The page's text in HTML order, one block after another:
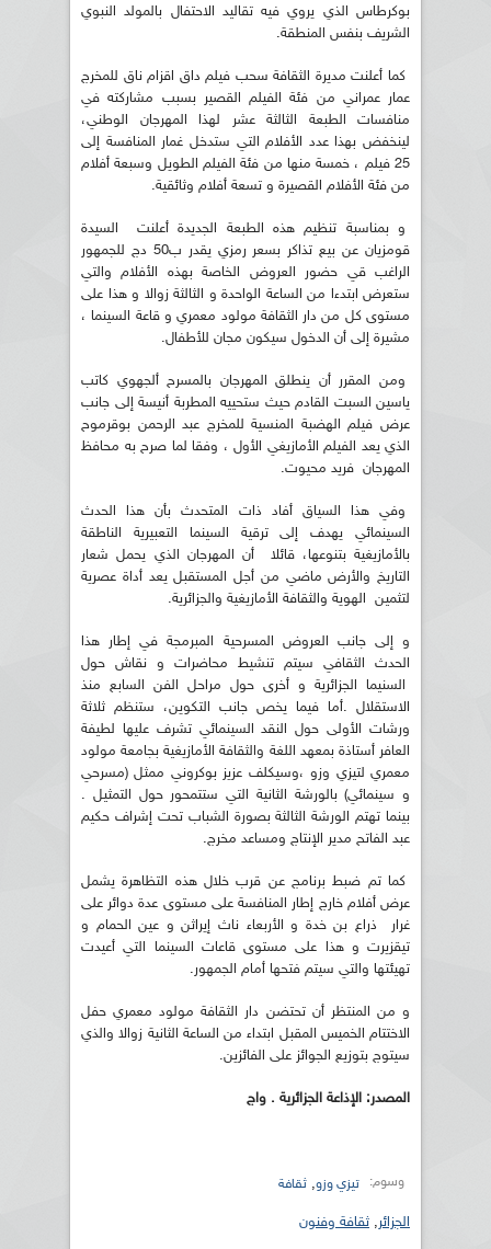
بوكرطاس الذي يروي فيه تقاليد الاحتفال بالمولد النبوي
الشريف بنفس المنطقة.
كما أعلنت مديرة الثقافة سحب فيلم داق اقزام ناق للمخرج
عمار عمراني من فئة الفيلم القصير بسبب مشاركته في
منافسات الطبعة الثالثة عشر لهذا المهرجان الوطني،
لينخفض بهذا عدد الأفلام التي ستدخل غمار المنافسة إلى
25 فيلم ، خمسة منها من فئة الفيلم الطويل وسبعة أفلام
من فئة الأفلام القصيرة و تسعة أفلام وثائقية.
و بمناسبة تنظيم هذه الطبعة الجديدة أعلنت السيدة
قومزيان عن بيع تذاكر بسعر رمزي يقدر ب50 دج للجمهور
الراغب قي حضور العروض الخاصة بهذه الأفلام والتي
ستعرض ابتدءا من الساعة الواحدة و الثالثة زوالا و هذا على
مستوى كل من دار الثقافة مولود معمري و قاعة السينما ،
مشيرة إلى أن الدخول سيكون مجان للأطفال.
ومن المقرر أن ينطلق المهرجان بالمسرح ألجهوي كاتب
ياسين السبت القادم حيث ستحييه المطربة أنيسة إلى جانب
عرض فيلم الهضبة المنسية للمخرج عبد الرحمن بوقرموح
الذي يعد الفيلم الأمازيغي الأول ، وفقا لما صرح به محافظ
المهرجان فريد محيوت.
وفي هذا السياق أفاد ذات المتحدث بأن هذا الحدث
السينمائي يهدف إلى ترقية السينما التعبيرية الناطقة
بالأمازيغية بتنوعها، قائلا أن المهرجان الذي يحمل شعار
التاريخ والأرض ماضي من أجل المستقبل يعد أداة عصرية
لتثمين الهوية والثقافة الأمازيغية والجزائرية.
و إلى جانب العروض المسرحية المبرمجة في إطار هذا
الحدث الثقافي سيتم تنشيط محاضرات و نقاش حول
السنيما الجزائرية و أخرى حول مراحل الفن السابع منذ
الاستقلال .أما فيما يخص جانب التكوين، ستنظم ثلاثة
ورشات الأولى حول النقد السينمائي تشرف عليها لطيفة
العافر أستاذة بمعهد اللغة والثقافة الأمازيغية بجامعة مولود
معمري لتيزي وزو ،وسيكلف عزيز بوكروني ممثل (مسرحي
و سينمائي) بالورشة الثانية التي ستتمحور حول التمثيل .
بينما تهتم الورشة الثالثة بصورة الشباب تحت إشراف حكيم
عبد الفاتح مدير الإنتاج ومساعد مخرج.
كما تم ضبط برنامج عن قرب خلال هذه التظاهرة يشمل
عرض أفلام خارج إطار المنافسة على مستوى عدة دوائر على
غرار ذراع بن خدة و الأربعاء ناث إيراثن و عين الحمام و
تيقزيرت و هذا على مستوى قاعات السينما التي أعيدت
تهيئتها والتي سيتم فتحها أمام الجمهور.
و من المنتظر أن تحتضن دار الثقافة مولود معمري حفل
الاختتام الخميس المقبل ابتداء من الساعة الثانية زوالا والذي
سيتوج بتوزيع الجوائز على الفائزين.
المصدر: الإذاعة الجزائرية . واج
وسوم: تيزي وزو, ثقافة
الجزائر, ثقافة وفنون